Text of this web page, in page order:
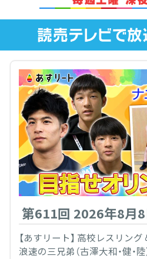
第611回 2026年8月
【あすリート】 高校レスリン
浪速の三兄弟（古澤大和・健・陸